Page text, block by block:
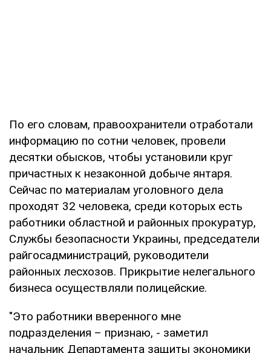
По его словам, правоохранители отработали
информацию по сотни человек, провели
десятки обысков, чтобы установили круг
причастных к незаконной добыче янтаря.
Сейчас по материалам уголовного дела
проходят 32 человека, среди которых есть
работники областной и районных прокуратур,
Службы безопасности Украины, председатели
райгосадминистраций, руководители
районных лесхозов. Прикрытие нелегального
бизнеса осуществляли полицейские.
"Это работники вверенного мне
подразделения – признаю, - заметил
начальник Департамента защиты экономики